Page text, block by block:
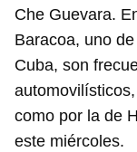
Che Guevara.
Baracoa, uno
Cuba, son
como por la de
este miércoles.